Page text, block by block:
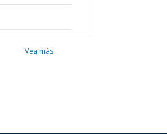
Vea más